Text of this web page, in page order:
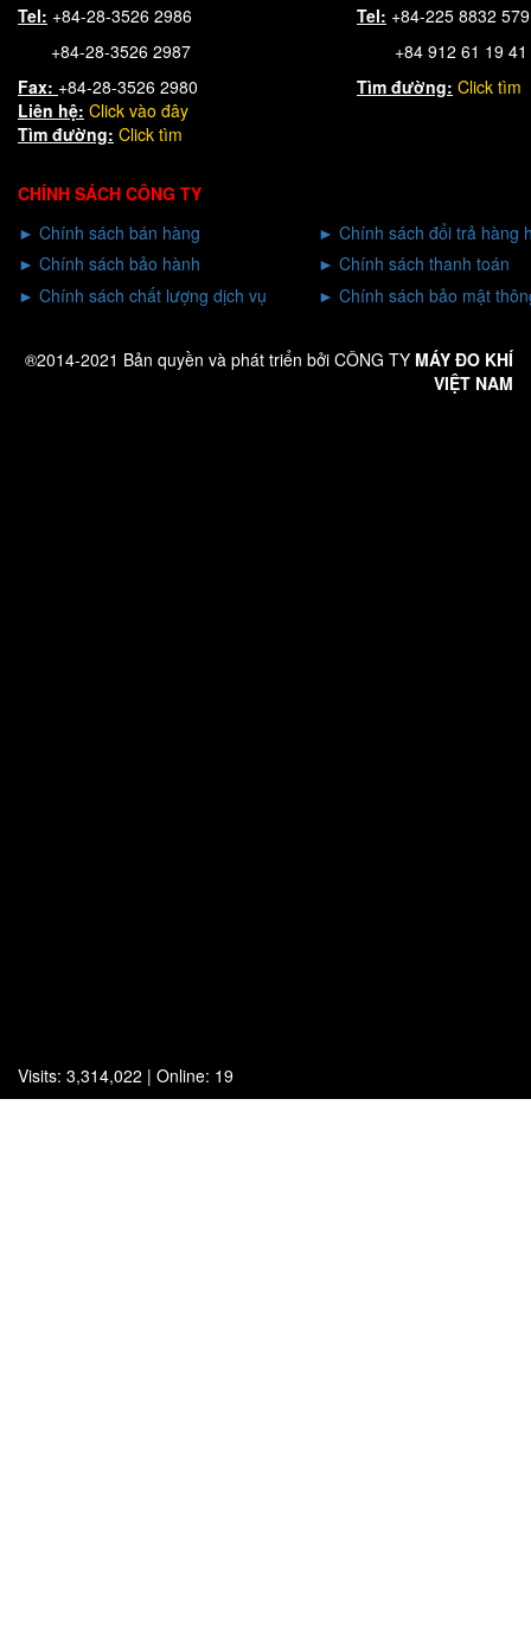
Tel: +84-28-3526 2986
+84-28-3526 2987
Tel: +84-225 8832
+84 912 61 19 41
Fax: +84-28-3526 2980 Tìm đường: Click tìm
Liên hệ: Click vào đây
Tìm đường: Click tìm
CHÍNH SÁCH CÔNG TY
► Chính sách bán hàng ► Chính sách đổi trả hàng
► Chính sách bảo hành ► Chính sách thanh toán
► Chính sách chất lượng dịch vụ ► Chính sách bảo mật
®2014-2021 Bản quyền và phát triển bởi CÔNG TY MÁY ĐO KHÍ
VIỆT NAM
Visits: 3,314,022 | Online: 19